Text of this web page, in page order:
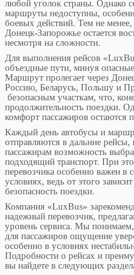
любой уголок страны. Однако
маршруты недоступны,
боевых действий. Тем не менее,
Донецк-Запорожье остается
несмотря на сложности.
Для выполнения рейсов
объездные пути, минуя
Маршрут пролегает через
Россию, Беларусь, Польшу и
безопасным участкам, что,
продолжительность поездки.
комфорт пассажиров остаются
Каждый день автобусы и
отправляются в дальние рейсы,
пассажирам возможность
подходящий транспорт. При
перевозчика особенно важен в
условиях, ведь от этого
безопасность поездки.
Компания «LuxBus»
надежный перевозчик,
уровень сервиса. Мы
для пассажиров ощущение
особенно в условиях
Подробности о рейсах и
вы найдете в следующих